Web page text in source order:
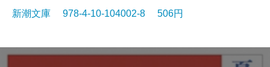
新潮文庫 978-4-10-104002-8 506円